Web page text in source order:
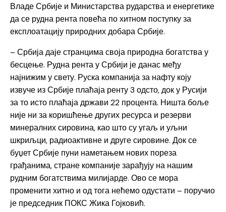
Владе Србије и Министарства рударства и енергетике
да се рудна рента повећа по хитном поступку за
експлоатацију природних добара Србије.
– Србија даје странцима своја природна богатства у
бесцење. Рудна рента у Србији је данас међу
најнижим у свету. Руска компанија за нафту коју
извуче из Србије плаћаја ренту 3 одсто, док у Русији
за то исто плаћаја држави 22 процента. Ништа боље
није ни за коришћење других ресурса и резерви
минералних сировина, као што су угаљ и уљни
шкриљци, радиоактивне и друге сировине. Док се
буџет Србије пуни наметањем нових пореза
грађанима, стране компаније зарађују на нашим
рудним богатствима милијарде. Ово се мора
променити хитно и од тога нећемо одустати – поручио
је председник ПОКС Жика Гојковић.